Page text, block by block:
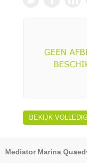
BEKIJK
Mediator Marina